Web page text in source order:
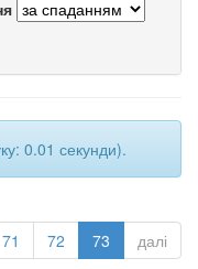
0.01 секунди).
71 72 73 далі